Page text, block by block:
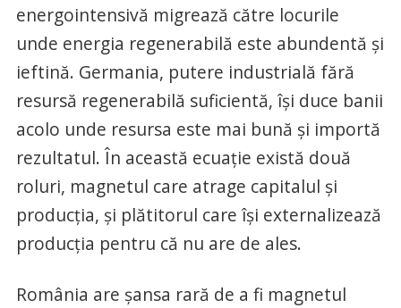
energointensivă migrează către locurile
unde energia regenerabilă este abundentă și
ieftină. Germania, putere industrială fără
resursă regenerabilă suficientă, își duce banii
acolo unde resursa este mai bună și importă
rezultatul. În această ecuație există două
roluri, magnetul care atrage capitalul și
producția, și plătitorul care își externalizează
producția pentru că nu are de ales.
România are șansa rară de a fi magnetul